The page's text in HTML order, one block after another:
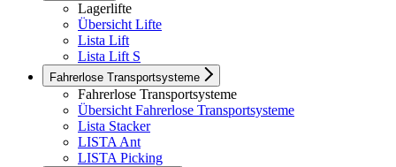
Lagerlifte
Übersicht Lifte
Lista Lift
Lista Lift S
Fahrerlose Transportsysteme
Fahrerlose Transportsysteme
Übersicht Fahrerlose Transportsysteme
Lista Stacker
LISTA Ant
LISTA Picking